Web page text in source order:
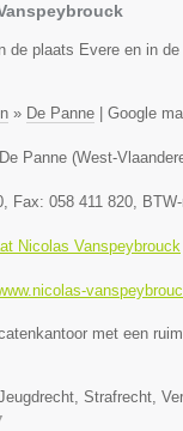
de plaats Evere en in
» De Panne Google
De Panne (West-
, Fax: 058 411 820,
Nicolas Vanspeybrouck
met een
Strafrecht,